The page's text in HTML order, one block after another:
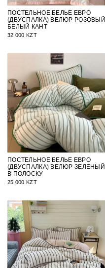
ПОСТЕЛЬНОЕ БЕЛЬЕ ЕВРО
(ДВУСПАЛКА) ВЕЛЮР РОЗОВЫЙ
БЕЛЫЙ КАНТ
32 000 KZT
ПОСТЕЛЬНОЕ БЕЛЬЕ ЕВРО
(ДВУСПАЛКА) ВЕЛЮР ЗЕЛЕНЫЙ
В ПОЛОСКУ
25 000 KZT